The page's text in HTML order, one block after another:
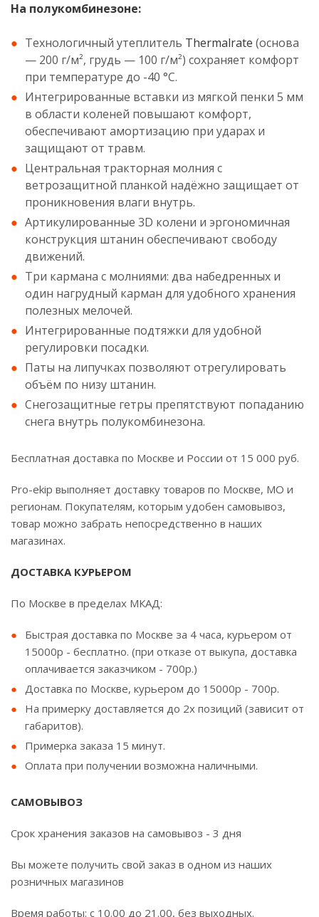
На полукомбинезоне:
Технологичный утеплитель Thermalrate (основа
— 200 г/м², грудь — 100 г/м²) сохраняет комфорт
при температуре до -40 °С.
Интегрированные вставки из мягкой пенки 5 мм
в области коленей повышают комфорт,
обеспечивают амортизацию при ударах и
защищают от травм.
Центральная тракторная молния с
ветрозащитной планкой надёжно защищает от
проникновения влаги внутрь.
Артикулированные 3D колени и эргономичная
конструкция штанин обеспечивают свободу
движений.
Три кармана с молниями: два набедренных и
один нагрудный карман для удобного хранения
полезных мелочей.
Интегрированные подтяжки для удобной
регулировки посадки.
Паты на липучках позволяют отрегулировать
объём по низу штанин.
Снегозащитные гетры препятствуют попаданию
снега внутрь полукомбинезона.
Бесплатная доставка по Москве и России от 15 000 руб.
Pro-ekip выполняет доставку товаров по Москве, МО и
регионам. Покупателям, которым удобен самовывоз,
товар можно забрать непосредственно в наших
магазинах.
ДОСТАВКА КУРЬЕРОМ
По Москве в пределах МКАД:
Быстрая доставка по Москве за 4 часа, курьером от
15000р - бесплатно. (при отказе от выкупа, доставка
оплачивается заказчиком - 700р.)
Доставка по Москве, курьером до 15000р - 700р.
На примерку доставляется до 2х позиций (зависит от
габаритов).
Примерка заказа 15 минут.
Оплата при получении возможна наличными.
САМОВЫВОЗ
Срок хранения заказов на самовывоз - 3 дня
Вы можете получить свой заказ в одном из наших
розничных магазинов
Время работы: с 10.00 до 21.00, без выходных.